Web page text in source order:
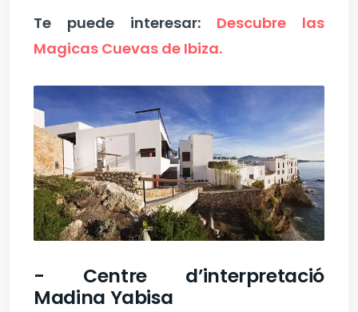
Te puede interesar: Descubre las
Magicas Cuevas de Ibiza.
- Centre d’interpretació
Madina Yabisa